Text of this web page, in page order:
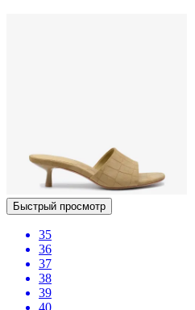
Быстрый просмотр
35
36
37
38
39
40